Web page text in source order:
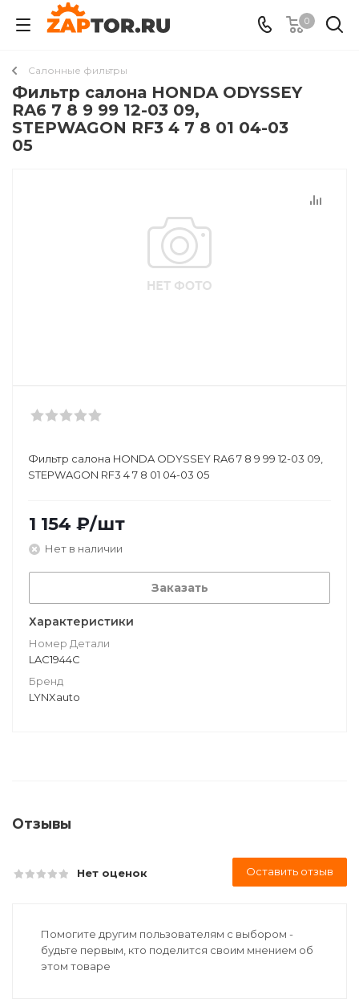
0
Салонные фильтры
Фильтр салона HONDA ODYSSEY
RA6 7 8 9 99 12-03 09,
STEPWAGON RF3 4 7 8 01 04-03
05
Фильтр салона HONDA ODYSSEY RA6 7 8 9 99 12-03 09,
STEPWAGON RF3 4 7 8 01 04-03 05
1 154 ₽/шт
Нет в наличии
Заказать
Характеристики
Номер Детали
LAC1944C
Бренд
LYNXauto
Отзывы
Нет оценок Оставить отзыв
Помогите другим пользователям с выбором -
будьте первым, кто поделится своим мнением об
этом товаре